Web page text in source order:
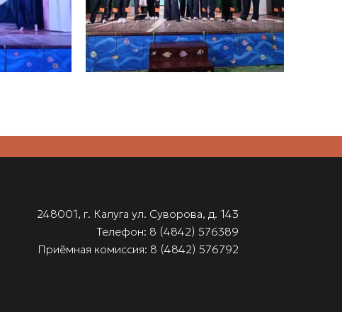
248001, г. Калуга ул. Суворова, д. 143
Телефон: 8 (4842) 576389
Приёмная комиссия: 8 (4842) 576792